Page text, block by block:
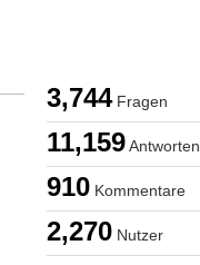
3,744Fragen
11,159Antworten
910 Kommentare
2,270 Nutzer